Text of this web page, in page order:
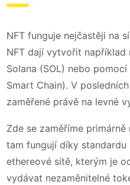
NFT funguje nejčastěji na
NFT dají vytvořit například
Solana (SOL) nebo
Smart Chain). V
zaměřené právě na levné
Zde se zaměříme
tam fungují díky standardu
ethereové sítě, kterým je
vydávat nezaměnitelné